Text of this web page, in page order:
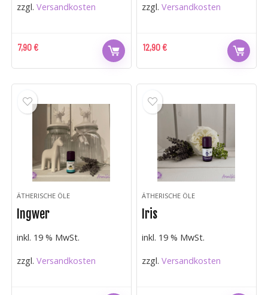
7,90€
zzgl.Versandkosten
12,90€
zzgl.Versandkosten
ÄTHERISCHE ÖLE
Ingwer
inkl. 19 % MwSt.
zzgl.Versandkosten
ÄTHERISCHE ÖLE
Iris
inkl. 19 % MwSt.
zzgl.Versandkosten